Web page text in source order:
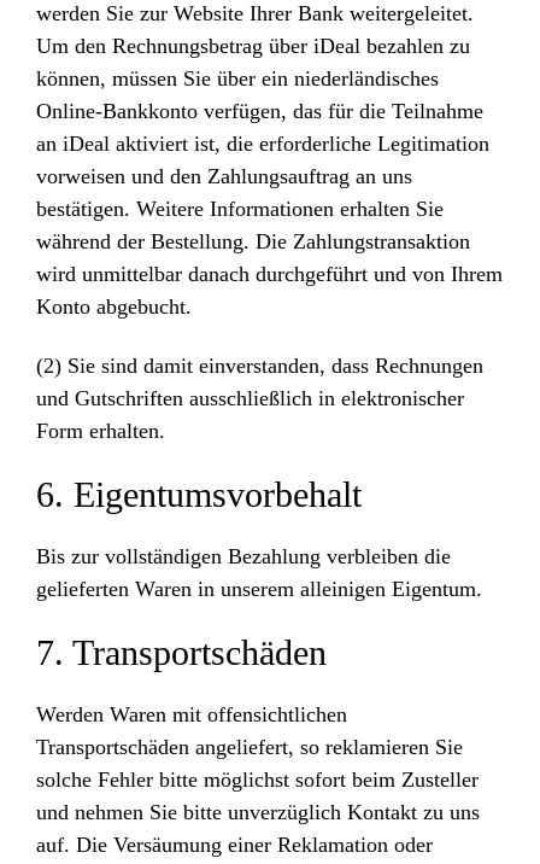
werden Sie zur Website Ihrer Bank weitergeleitet.
Um den Rechnungsbetrag über iDeal bezahlen zu
können, müssen Sie über ein niederländisches
Online-Bankkonto verfügen, das für die Teilnahme
an iDeal aktiviert ist, die erforderliche Legitimation
vorweisen und den Zahlungsauftrag an uns
bestätigen. Weitere Informationen erhalten Sie
während der Bestellung. Die Zahlungstransaktion
wird unmittelbar danach durchgeführt und von Ihrem
Konto abgebucht.
(2) Sie sind damit einverstanden, dass Rechnungen
und Gutschriften ausschließlich in elektronischer
Form erhalten.
6. Eigentumsvorbehalt
Bis zur vollständigen Bezahlung verbleiben die
gelieferten Waren in unserem alleinigen Eigentum.
7. Transportschäden
Werden Waren mit offensichtlichen
Transportschäden angeliefert, so reklamieren Sie
solche Fehler bitte möglichst sofort beim Zusteller
und nehmen Sie bitte unverzüglich Kontakt zu uns
auf. Die Versäumung einer Reklamation oder